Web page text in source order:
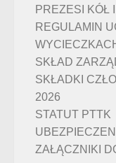
PREZESI KÓŁ
REGULAMIN
SKŁAD
SKŁADKI
2026
STATUT PTTK
ZAŁĄCZNIKI